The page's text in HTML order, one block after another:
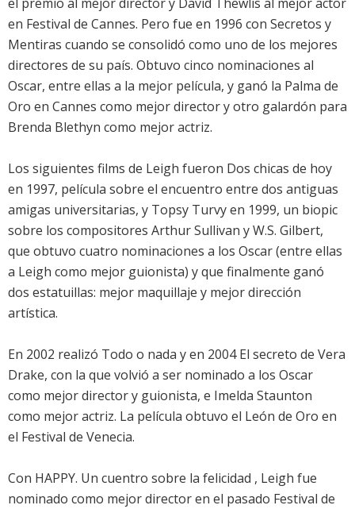
en Festival de Cannes. Pero fue en 1996 con Secretos y
Mentiras cuando se consolidó como uno de los mejores
directores de su país. Obtuvo cinco nominaciones al
Oscar, entre ellas a la mejor película, y ganó la Palma de
Oro en Cannes como mejor director y otro galardón para
Brenda Blethyn como mejor actriz.
Los siguientes films de Leigh fueron Dos chicas de hoy
en 1997, película sobre el encuentro entre dos antiguas
amigas universitarias, y Topsy Turvy en 1999, un biopic
sobre los compositores Arthur Sullivan y W.S. Gilbert,
que obtuvo cuatro nominaciones a los Oscar (entre ellas
a Leigh como mejor guionista) y que finalmente ganó
dos estatuillas: mejor maquillaje y mejor dirección
artística.
En 2002 realizó Todo o nada y en 2004 El secreto de Vera
Drake, con la que volvió a ser nominado a los Oscar
como mejor director y guionista, e Imelda Staunton
como mejor actriz. La película obtuvo el León de Oro en
el Festival de Venecia.
Con HAPPY. Un cuentro sobre la felicidad , Leigh fue
nominado como mejor director en el pasado Festival de